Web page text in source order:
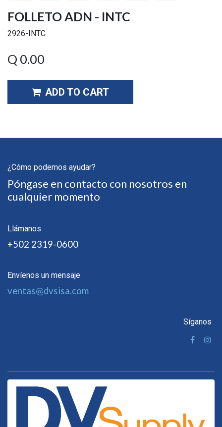
FOLLETO ADN - INTC
2926-INTC
Q 0.00
ADD TO CART
¿Cómo podemos ayudar?
Póngase en contacto con nosotros en
cualquier momento
Llámanos
+502 2319-0600
Envíenos un mensaje
ventas@dvsisa.com
Síganos